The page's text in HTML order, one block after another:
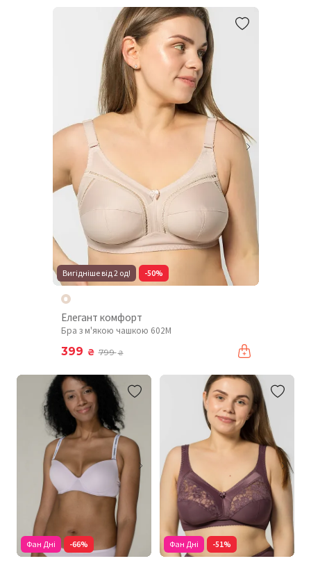
Вигідніше від 2 од! -50%
Елегант комфорт
Бра з м'якою чашкою 602М
399 ₴ 799₴
Фан Дні -66% Фан Дні -51%